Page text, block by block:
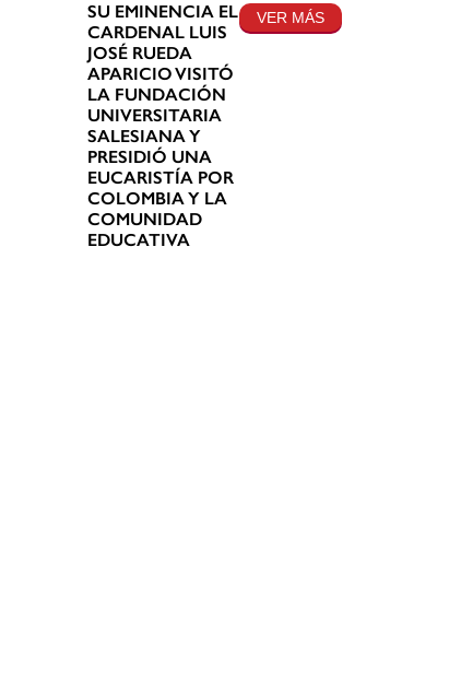
SU EMINENCIA EL
CARDENAL LUIS
JOSÉ RUEDA
APARICIO VISITÓ
LA FUNDACIÓN
UNIVERSITARIA
SALESIANA Y
PRESIDIÓ UNA
EUCARISTÍA POR
COLOMBIA Y LA
COMUNIDAD
EDUCATIVA
VER MÁS